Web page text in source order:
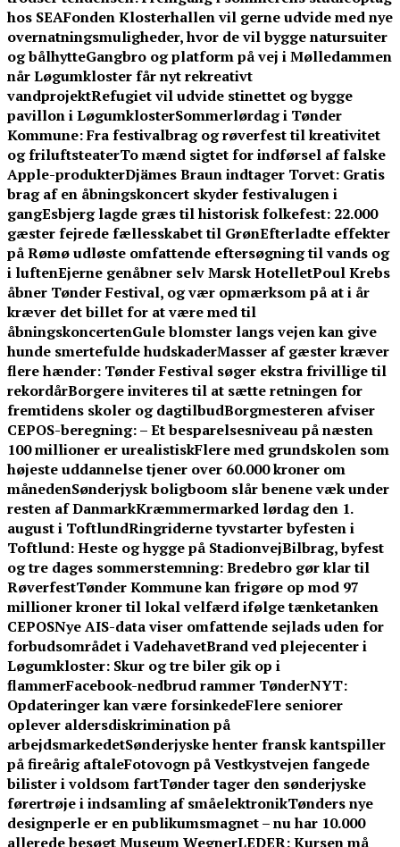
hos SEAFonden Klosterhallen vil gerne udvide med nye
overnatningsmuligheder, hvor de vil bygge natursuiter
og bålhytteGangbro og platform på vej i Mølledammen
når Løgumkloster får nyt rekreativt
vandprojektRefugiet vil udvide stinettet og bygge
pavillon i LøgumklosterSommerlørdag i Tønder
Kommune: Fra festivalbrag og røverfest til kreativitet
og friluftsteaterTo mænd sigtet for indførsel af falske
Apple-produkterDjämes Braun indtager Torvet: Gratis
brag af en åbningskoncert skyder festivalugen i
gangEsbjerg lagde græs til historisk folkefest: 22.000
gæster fejrede fællesskabet til GrønEfterladte effekter
på Rømø udløste omfattende eftersøgning til vands og
i luftenEjerne genåbner selv Marsk HotelletPoul Krebs
åbner Tønder Festival, og vær opmærksom på at i år
kræver det billet for at være med til
åbningskoncertenGule blomster langs vejen kan give
hunde smertefulde hudskaderMasser af gæster kræver
flere hænder: Tønder Festival søger ekstra frivillige til
rekordårBorgere inviteres til at sætte retningen for
fremtidens skoler og dagtilbudBorgmesteren afviser
CEPOS-beregning: – Et besparelsesniveau på næsten
100 millioner er urealistiskFlere med grundskolen som
højeste uddannelse tjener over 60.000 kroner om
månedenSønderjysk boligboom slår benene væk under
resten af DanmarkKræmmermarked lørdag den 1.
august i ToftlundRingriderne tyvstarter byfesten i
Toftlund: Heste og hygge på StadionvejBilbrag, byfest
og tre dages sommerstemning: Bredebro gør klar til
RøverfestTønder Kommune kan frigøre op mod 97
millioner kroner til lokal velfærd ifølge tænketanken
CEPOSNye AIS-data viser omfattende sejlads uden for
forbudsområdet i VadehavetBrand ved plejecenter i
Løgumkloster: Skur og tre biler gik op i
flammerFacebook-nedbrud rammer TønderNYT:
Opdateringer kan være forsinkedeFlere seniorer
oplever aldersdiskrimination på
arbejdsmarkedetSønderjyske henter fransk kantspiller
på fireårig aftaleFotovogn på Vestkystvejen fangede
bilister i voldsom fartTønder tager den sønderjyske
førertrøje i indsamling af småelektronikTønders nye
designperle er en publikumsmagnet – nu har 10.000
allerede besøgt Museum WegnerLEDER: Kursen må